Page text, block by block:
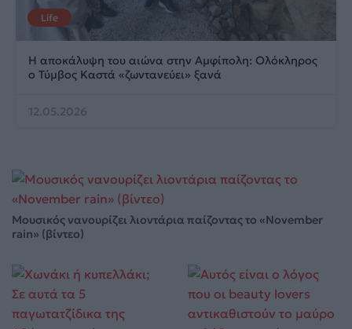
Life
Η αποκάλυψη του αιώνα στην Αμφίπολη: Ολόκληρος
ο Τύμβος Καστά «ζωντανεύει» ξανά
12.05.2026
Μουσικός νανουρίζει λιοντάρια παίζοντας το «November
rain» (βίντεο)